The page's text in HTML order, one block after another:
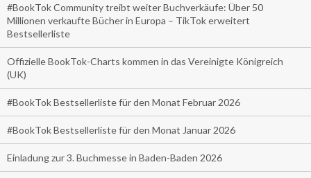
#BookTok Community treibt weiter Buchverkäufe: Über 50
Millionen verkaufte Bücher in Europa – TikTok erweitert
Bestsellerliste
Offizielle BookTok-Charts kommen in das Vereinigte Königreich
(UK)
#BookTok Bestsellerliste für den Monat Februar 2026
#BookTok Bestsellerliste für den Monat Januar 2026
Einladung zur 3. Buchmesse in Baden-Baden 2026